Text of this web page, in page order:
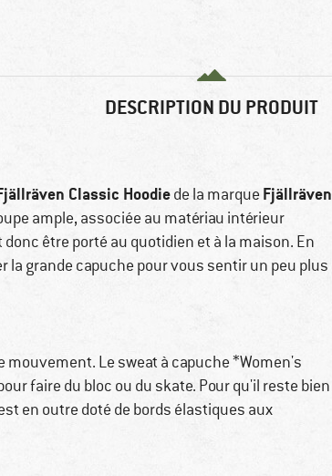
DESCRIPTION DU PRODUIT
Classic Hoodiede la marque Fjällräven
ample, associée au matériau intérieur
être porté au quotidien et à la maison. En
grande capuche pour vous sentir un peu plus
Le sweat à capuche *Women's
faire du bloc ou du skate. Pour qu'il reste bien
en outre doté de bords élastiques aux